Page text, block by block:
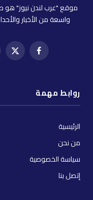
موقع "عرب لندن نيوز" هو
واسعة من الأخبار
فيسبوكX
روابط مهمة
الرئيسية
من نحن
سياسة الخصوصية
إتصل بنا